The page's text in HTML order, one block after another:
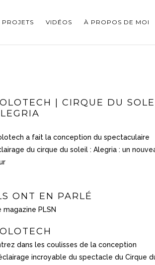
PROJETS VIDÉOS À PROPOS DE MOI
| CIRQUE DU
a fait la conception du spectaculaire
du cirque du soleil : Alegria : un
ONT EN PARLÉ
magazine PLSN
dans les coulisses de la conception
incroyable du spectacle du Cirque